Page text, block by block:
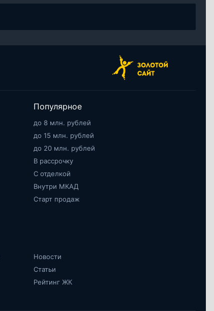
Популярное
до 8 млн. рублей
до 15 млн. рублей
до 20 млн. рублей
В рассрочку
С отделкой
Внутри МКАД
Старт продаж
Новости
Статьи
Рейтинг ЖК